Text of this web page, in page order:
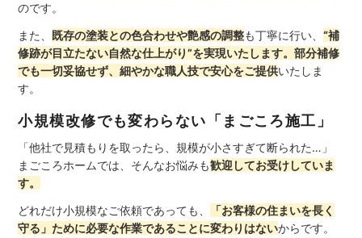
のです。
また、 既存の塗装との色合わせや艶感の調整も丁寧に行い、“補
修跡が目立たない自然な仕上がり”を実現いたします。部分補修
でも一切妥協せず、細やかな職人技で安心をご提供いたしま
す。
小規模改修でも変わらない「まごころ施工」
「他社で見積もりを取ったら、規模が小さすぎて断られた…」
まごころホームでは、そんなお悩みも歓迎してお受けしていま
す。
どれだけ小規模なご依頼であっても、
「お客様の住まいを長く
守る」ために必要な作業であることに変わりはないからです。